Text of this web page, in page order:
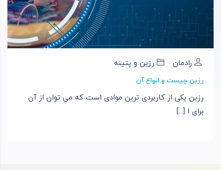
رادمان رزین و پتینه
رزین چیست و انواع آن
رزین یکی از کاربردی‌ ترین موادی است که می‌ توان از آن
برای ا [...]